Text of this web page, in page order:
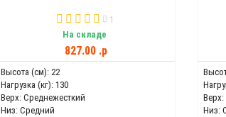
1
На складе
827.00 .p
Высота (см): 22
Нагрузка (кг): 130
Верх: Среднежесткий
Низ: Средний
Верх:
Низ: